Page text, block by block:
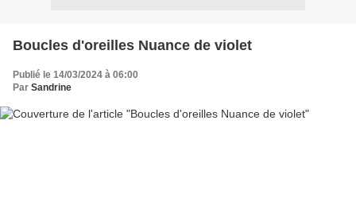
Boucles d'oreilles Nuance de violet
Publié le 14/03/2024 à 06:00
Par Sandrine